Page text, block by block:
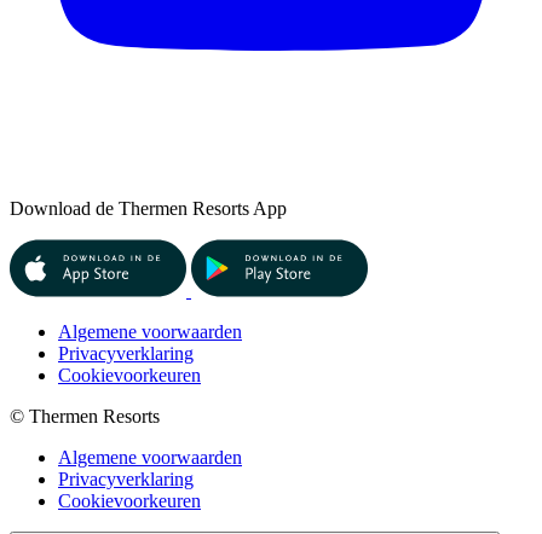
Download de Thermen Resorts App
Algemene voorwaarden
Privacyverklaring
Cookievoorkeuren
© Thermen Resorts
Algemene voorwaarden
Privacyverklaring
Cookievoorkeuren